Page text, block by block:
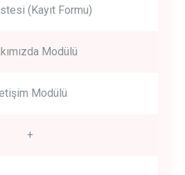
(Kayıt Formu)
Modülü
Modülü
+